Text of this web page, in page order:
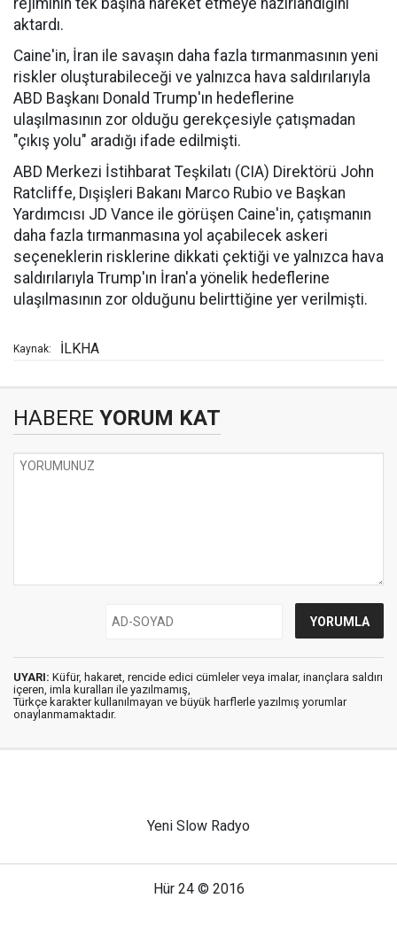
rejiminin tek başına hareket etmeye hazırlandığını
aktardı.
Caine'in, İran ile savaşın daha fazla tırmanmasının yeni
riskler oluşturabileceği ve yalnızca hava saldırılarıyla
ABD Başkanı Donald Trump'ın hedeflerine
ulaşılmasının zor olduğu gerekçesiyle çatışmadan
"çıkış yolu" aradığı ifade edilmişti.
ABD Merkezi İstihbarat Teşkilatı (CIA) Direktörü John
Ratcliffe, Dışişleri Bakanı Marco Rubio ve Başkan
Yardımcısı JD Vance ile görüşen Caine'in, çatışmanın
daha fazla tırmanmasına yol açabilecek askeri
seçeneklerin risklerine dikkati çektiği ve yalnızca hava
saldırılarıyla Trump'ın İran'a yönelik hedeflerine
ulaşılmasının zor olduğunu belirttiğine yer verilmişti.
Kaynak: İLKHA
HABERE YORUM KAT
UYARI: Küfür, hakaret, rencide edici cümleler veya imalar, inançlara saldırı
içeren, imla kuralları ile yazılmamış,
Türkçe karakter kullanılmayan ve büyük harflerle yazılmış yorumlar
onaylanmamaktadır.
Yeni Slow Radyo
Hür 24 © 2016